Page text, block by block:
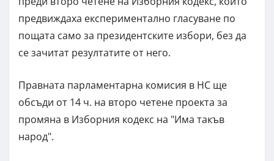
предвиждаха експериментално гласуване по
пощата само за президентските избори, без да
се зачитат резултатите от него.
Правната парламентарна комисия в НС ще
обсъди от 14 ч. на второ четене проекта за
промяна в Изборния кодекс на "Има такъв
народ".